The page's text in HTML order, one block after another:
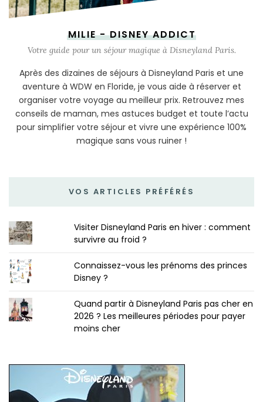
MILIE - DISNEY ADDICT
Votre guide pour un séjour magique à Disneyland Paris.
Après des dizaines de séjours à Disneyland Paris et une
aventure à WDW en Floride, je vous aide à réserver et
organiser votre voyage au meilleur prix. Retrouvez mes
conseils de maman, mes astuces budget et toute l’actu
pour simplifier votre séjour et vivre une expérience 100%
magique sans vous ruiner !
VOS ARTICLES PRÉFÉRÉS
Visiter Disneyland Paris en hiver : comment
survivre au froid ?
Connaissez-vous les prénoms des princes
Disney ?
Quand partir à Disneyland Paris pas cher en
2026 ? Les meilleures périodes pour payer
moins cher